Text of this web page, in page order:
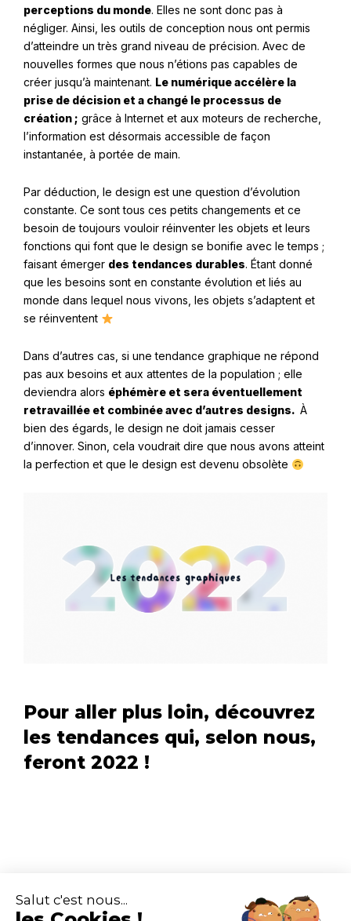
perceptions du monde. Elles ne sont donc pas à
négliger. Ainsi, les outils de conception nous ont permis
d’atteindre un très grand niveau de précision. Avec de
nouvelles formes que nous n’étions pas capables de
créer jusqu’à maintenant. Le numérique accélère la
prise de décision et a changé le processus de
création ; grâce à Internet et aux moteurs de recherche,
l’information est désormais accessible de façon
instantanée, à portée de main.
Par déduction, le design est une question d’évolution
constante. Ce sont tous ces petits changements et ce
besoin de toujours vouloir réinventer les objets et leurs
fonctions qui font que le design se bonifie avec le temps ;
faisant émerger des tendances durables. Étant donné
que les besoins sont en constante évolution et liés au
monde dans lequel nous vivons, les objets s’adaptent et
se réinventent
Dans d’autres cas, si une tendance graphique ne répond
pas aux besoins et aux attentes de la population ; elle
deviendra alors éphémère et sera éventuellement
retravaillée et combinée avec d’autres designs. À
bien des égards, le design ne doit jamais cesser
d’innover. Sinon, cela voudrait dire que nous avons atteint
la perfection et que le design est devenu obsolète
Pour aller plus loin, découvrez
les tendances qui, selon nous,
feront 2022 !
Salut c'est nous...